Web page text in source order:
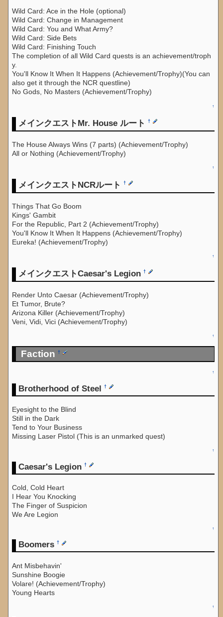
Wild Card: Ace in the Hole (optional)
Wild Card: Change in Management
Wild Card: You and What Army?
Wild Card: Side Bets
Wild Card: Finishing Touch
The completion of all Wild Card quests is an achievement/troph
y.
You'll Know It When It Happens (Achievement/Trophy)(You can
also get it through the NCR questline)
No Gods, No Masters (Achievement/Trophy)
↑
メインクエストMr. House ルート†
The House Always Wins (7 parts) (Achievement/Trophy)
All or Nothing (Achievement/Trophy)
↑
メインクエストNCRルート†
Things That Go Boom
Kings' Gambit
For the Republic, Part 2 (Achievement/Trophy)
You'll Know It When It Happens (Achievement/Trophy)
Eureka! (Achievement/Trophy)
↑
メインクエストCaesar's Legion†
Render Unto Caesar (Achievement/Trophy)
Et Tumor, Brute?
Arizona Killer (Achievement/Trophy)
Veni, Vidi, Vici (Achievement/Trophy)
↑
Faction†
↑
Brotherhood of Steel†
Eyesight to the Blind
Still in the Dark
Tend to Your Business
Missing Laser Pistol (This is an unmarked quest)
↑
Caesar's Legion†
Cold, Cold Heart
I Hear You Knocking
The Finger of Suspicion
We Are Legion
↑
Boomers†
Ant Misbehavin'
Sunshine Boogie
Volare! (Achievement/Trophy)
Young Hearts
↑